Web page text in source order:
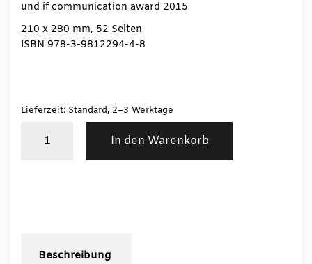
und if communication award 2015
210 x 280 mm, 52 Seiten
ISBN 978-3-9812294-4-8
Lieferzeit: Standard, 2–3 Werktage
Henschel
Kitty
In den Warenkorb
Beschreibung